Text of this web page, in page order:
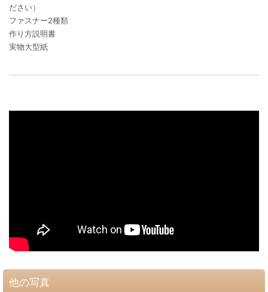
ださい）
ファスナー2種類
作り方説明書
実物大型紙
他の写真